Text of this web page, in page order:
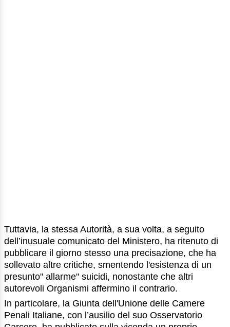
Tuttavia, la stessa Autorità, a sua volta, a seguito
dell’inusuale comunicato del Ministero, ha ritenuto di
pubblicare il giorno stesso una precisazione, che ha
sollevato altre critiche, smentendo l'esistenza di un
presunto" allarme" suicidi, nonostante che altri
autorevoli Organismi affermino il contrario.
In particolare, la Giunta dell'Unione delle Camere
Penali Italiane, con l’ausilio del suo Osservatorio